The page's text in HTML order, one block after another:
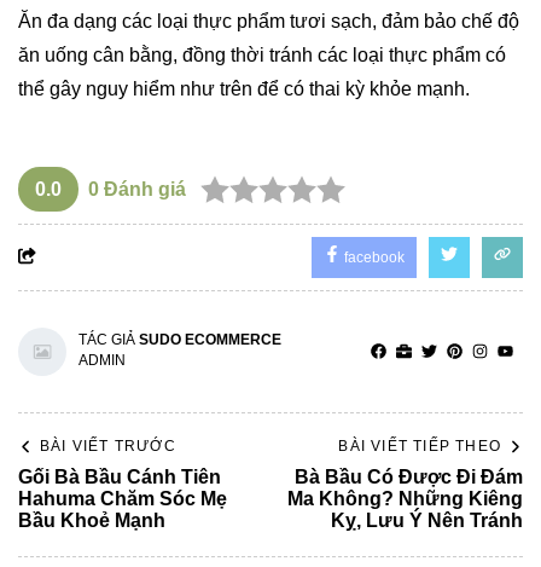
Ăn đa dạng các loại thực phẩm tươi sạch, đảm bảo chế độ
ăn uống cân bằng, đồng thời tránh các loại thực phẩm có
thể gây nguy hiểm như trên để có thai kỳ khỏe mạnh.
0.0 0 Đánh giá
facebook
TÁC GIẢ SUDO ECOMMERCE
ADMIN
BÀI VIẾT TRƯỚC
Gối Bà Bầu Cánh Tiên
Hahuma Chăm Sóc Mẹ
Bầu Khoẻ Mạnh
BÀI VIẾT TIẾP THEO
Bà Bầu Có Được Đi Đám
Ma Không? Những Kiêng
Kỵ, Lưu Ý Nên Tránh